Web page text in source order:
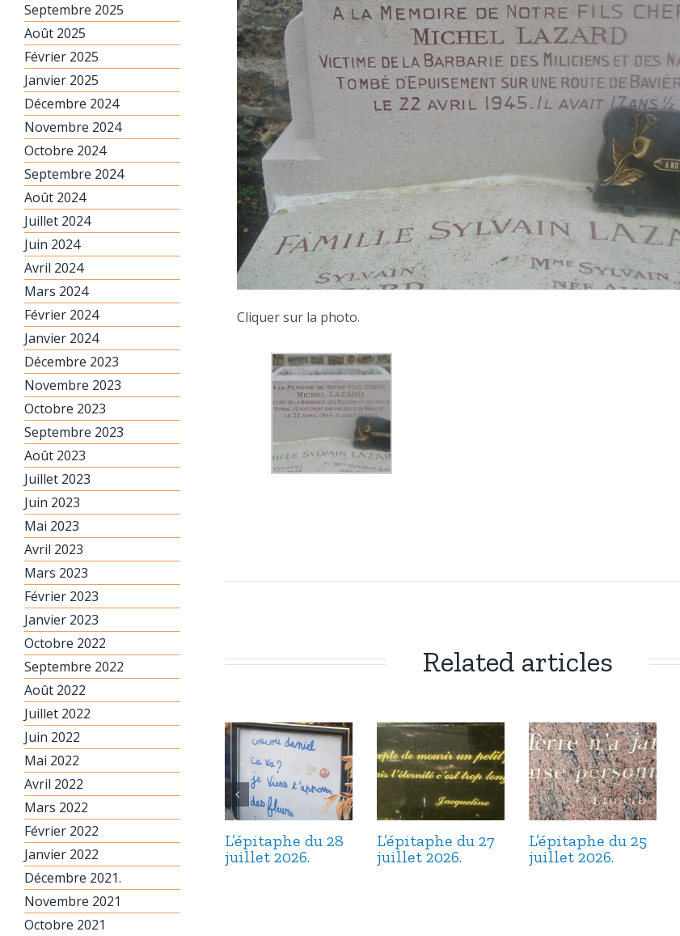
Cliquer sur la photo.
Related articles
L’épitaphe du 28
juillet 2026.
L’épitaphe du 27
juillet 2026.
L’épitaphe du 25
juillet 2026.
Septembre 2025
Août 2025
Février 2025
Janvier 2025
Décembre 2024
Novembre 2024
Octobre 2024
Septembre 2024
Août 2024
Juillet 2024
Juin 2024
Avril 2024
Mars 2024
Février 2024
Janvier 2024
Décembre 2023
Novembre 2023
Octobre 2023
Septembre 2023
Août 2023
Juillet 2023
Juin 2023
Mai 2023
Avril 2023
Mars 2023
Février 2023
Janvier 2023
Octobre 2022
Septembre 2022
Août 2022
Juillet 2022
Juin 2022
Mai 2022
Avril 2022
Mars 2022
Février 2022
Janvier 2022
Décembre 2021.
Novembre 2021
Octobre 2021